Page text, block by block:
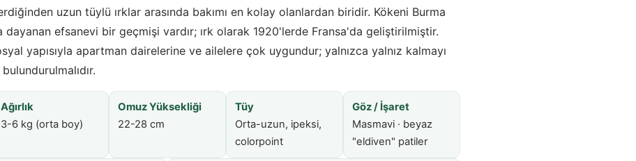
uzun tüylü ırklar arasında bakımı en kolay olanlardan biridir. Kökeni Burma
dayanan efsanevi bir geçmişi vardır; ırk olarak 1920'lerde Fransa'da geliştirilmiştir.
yapısıyla apartman dairelerine ve ailelere çok uygundur; yalnızca yalnız kalmayı
Ağırlık
3-6 kg (orta boy)
Omuz Yüksekliği
22-28 cm
Tüy
Orta-uzun, ipeksi,
colorpoint
Göz / İşaret
Masmavi · beyaz
"eldiven" patiler